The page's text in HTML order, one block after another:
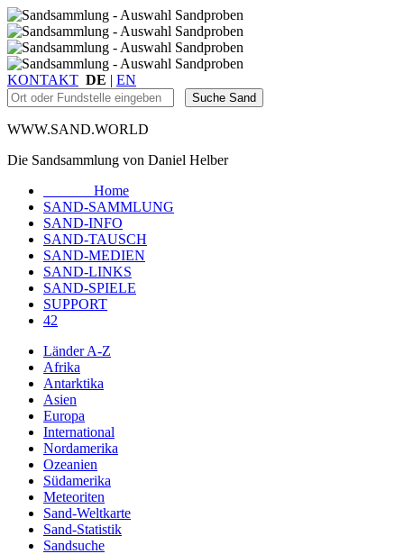
KONTAKT DE | EN
WWW.SAND.WORLD
Die Sandsammlung von Daniel Helber
Home
SAND-SAMMLUNG
SAND-INFO
SAND-TAUSCH
SAND-MEDIEN
SAND-LINKS
SAND-SPIELE
SUPPORT
42
Länder A-Z
Afrika
Antarktika
Asien
Europa
International
Nordamerika
Ozeanien
Südamerika
Meteoriten
Sand-Weltkarte
Sand-Statistik
Sandsuche